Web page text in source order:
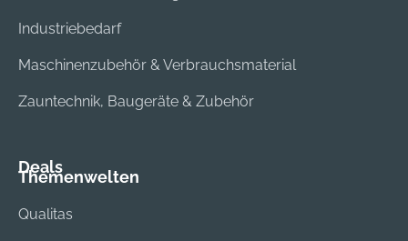
Industriebedarf
Maschinenzubehör & Verbrauchsmaterial
Zauntechnik, Baugeräte & Zubehör
Deals
Themenwelten
Qualitas